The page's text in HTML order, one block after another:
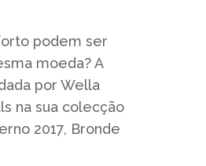
podem ser
moeda? A
por Wella
na sua colecção
2017, Bronde